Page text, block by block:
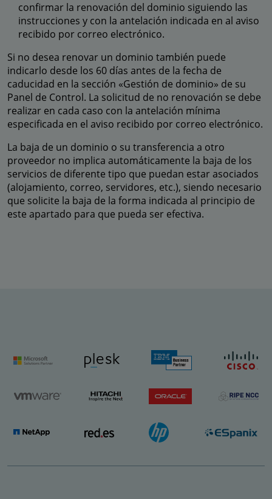
confirmar la renovación del dominio siguiendo las
instrucciones y con la antelación indicada en al aviso
recibido por correo electrónico.
Si no desea renovar un dominio también puede
indicarlo desde los 60 días antes de la fecha de
caducidad en la sección «Gestión de dominio» de su
Panel de Control. La solicitud de no renovación se debe
realizar en cada caso con la antelación mínima
especificada en el aviso recibido por correo electrónico.
La baja de un dominio o su transferencia a otro
proveedor no implica automáticamente la baja de los
servicios de diferente tipo que puedan estar asociados
(alojamiento, correo, servidores, etc.), siendo necesario
que solicite la baja de la forma indicada al principio de
este apartado para que pueda ser efectiva.